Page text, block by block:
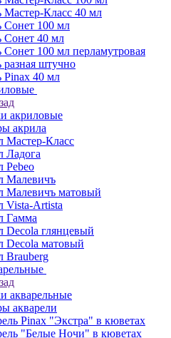
Мастер-Класс 40 мл
Сонет 100 мл
Сонет 40 мл
Сонет 100 мл перламутровая
разная штучно
Pinax 40 мл
акриловые
акрила
Мастер-Класс
Ладога
Pebeo
Малевичъ
Малевичъ матовый
Vista-Artista
Гамма
Decola глянцевый
Decola матовый
Brauberg
акварельные
акварели
Pinax "Экстра" в кюветах
"Белые Ночи" в кюветах